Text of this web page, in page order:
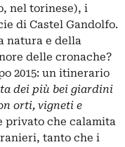
nel torinese), i
di Castel Gandolfo.
natura e della
delle cronache?
2015: un itinerario
dei più bei giardini
orti, vigneti e
privato che calamita
tanto che i